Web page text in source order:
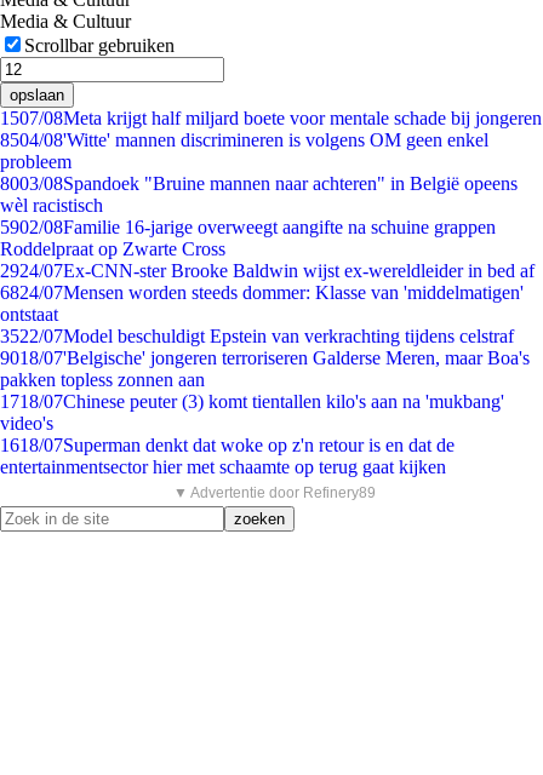
Media & Cultuur
Scrollbar gebruiken
opslaan
1507/08Meta krijgt half miljard boete voor mentale schade bij jongeren
8504/08'Witte' mannen discrimineren is volgens OM geen enkel
probleem
8003/08Spandoek "Bruine mannen naar achteren" in België opeens
wèl racistisch
5902/08Familie 16-jarige overweegt aangifte na schuine grappen
Roddelpraat op Zwarte Cross
2924/07Ex-CNN-ster Brooke Baldwin wijst ex-wereldleider in bed af
6824/07Mensen worden steeds dommer: Klasse van 'middelmatigen'
ontstaat
3522/07Model beschuldigt Epstein van verkrachting tijdens celstraf
9018/07'Belgische' jongeren terroriseren Galderse Meren, maar Boa's
pakken topless zonnen aan
1718/07Chinese peuter (3) komt tientallen kilo's aan na 'mukbang'
video's
1618/07Superman denkt dat woke op z'n retour is en dat de
entertainmentsector hier met schaamte op terug gaat kijken
▼ Advertentie door Refinery89